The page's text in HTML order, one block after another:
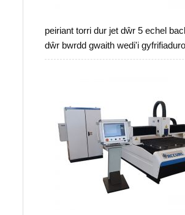
peiriant torri dur jet dŵr 5 echel
dŵr bwrdd gwaith wedi'i gyfrifiaduro